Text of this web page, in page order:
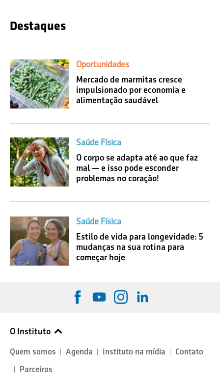
Destaques
Oportunidades
Mercado de marmitas cresce
impulsionado por economia e
alimentação saudável
Saúde Física
O corpo se adapta até ao que faz
mal — e isso pode esconder
problemas no coração!
Saúde Física
Estilo de vida para longevidade: 5
mudanças na sua rotina para
começar hoje
O Instituto
Quem somos Agenda Instituto na mídia
Contato
Parceiros